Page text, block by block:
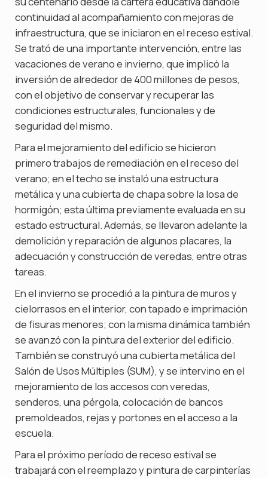
continuidad al acompañamiento con mejoras de
infraestructura, que se iniciaron en el receso estival.
Se trató de una importante intervención, entre las
vacaciones de verano e invierno, que implicó la
inversión de alrededor de 400 millones de pesos,
con el objetivo de conservar y recuperar las
condiciones estructurales, funcionales y de
seguridad del mismo.
Para el mejoramiento del edificio se hicieron
primero trabajos de remediación en el receso del
verano; en el techo se instaló una estructura
metálica y una cubierta de chapa sobre la losa de
hormigón; esta última previamente evaluada en su
estado estructural. Además, se llevaron adelante la
demolición y reparación de algunos placares, la
adecuación y construcción de veredas, entre otras
tareas.
En el invierno se procedió a la pintura de muros y
cielorrasos en el interior, con tapado e imprimación
de fisuras menores; con la misma dinámica también
se avanzó con la pintura del exterior del edificio.
También se construyó una cubierta metálica del
Salón de Usos Múltiples (SUM), y se intervino en el
mejoramiento de los accesos con veredas,
senderos, una pérgola, colocación de bancos
premoldeados, rejas y portones en el acceso a la
escuela.
Para el próximo período de receso estival se
trabajará con el reemplazo y pintura de carpinterías